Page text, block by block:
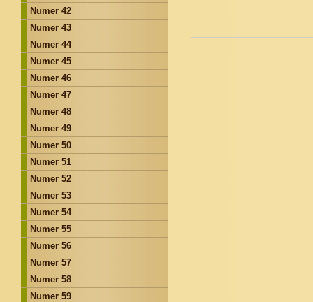
Numer 42
Numer 43
Numer 44
Numer 45
Numer 46
Numer 47
Numer 48
Numer 49
Numer 50
Numer 51
Numer 52
Numer 53
Numer 54
Numer 55
Numer 56
Numer 57
Numer 58
Numer 59